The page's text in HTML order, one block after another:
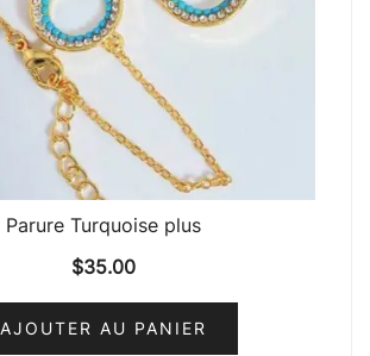
Parure Turquoise plus
$35.00
AJOUTER AU PANIER